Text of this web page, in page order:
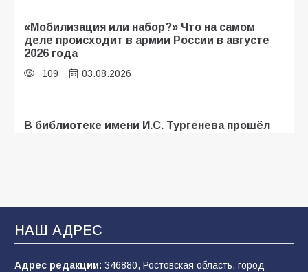
«Мобилизация или набор?» Что на самом
деле происходит в армии России в августе
2026 года
109 03.08.2026
В библиотеке имени И.С. Тургенева прошёл
В Батайске продолжаются дорожные работы
108 04.08.2026
НАШ АДРЕС
Адрес редакции: 346880, Ростовская область, город